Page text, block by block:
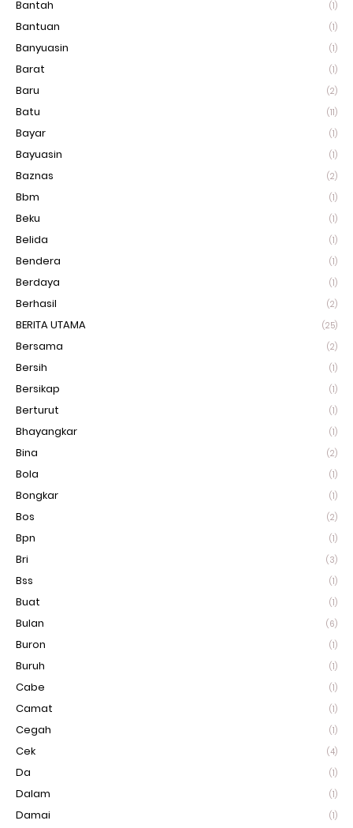
Bantah (1)
Bantuan (1)
Banyuasin (1)
Barat (1)
Baru (2)
Batu (11)
Bayar (1)
Bayuasin (1)
Baznas (2)
Bbm (1)
Beku (1)
Belida (1)
Bendera (1)
Berdaya (1)
Berhasil (2)
BERITA UTAMA (25)
Bersama (2)
Bersih (1)
Bersikap (1)
Berturut (1)
Bhayangkar (1)
Bina (2)
Bola (1)
Bongkar (1)
Bos (2)
Bpn (1)
Bri (3)
Bss (1)
Buat (1)
Bulan (6)
Buron (1)
Buruh (1)
Cabe (1)
Camat (1)
Cegah (1)
Cek (4)
Da (1)
Dalam (1)
Damai (1)